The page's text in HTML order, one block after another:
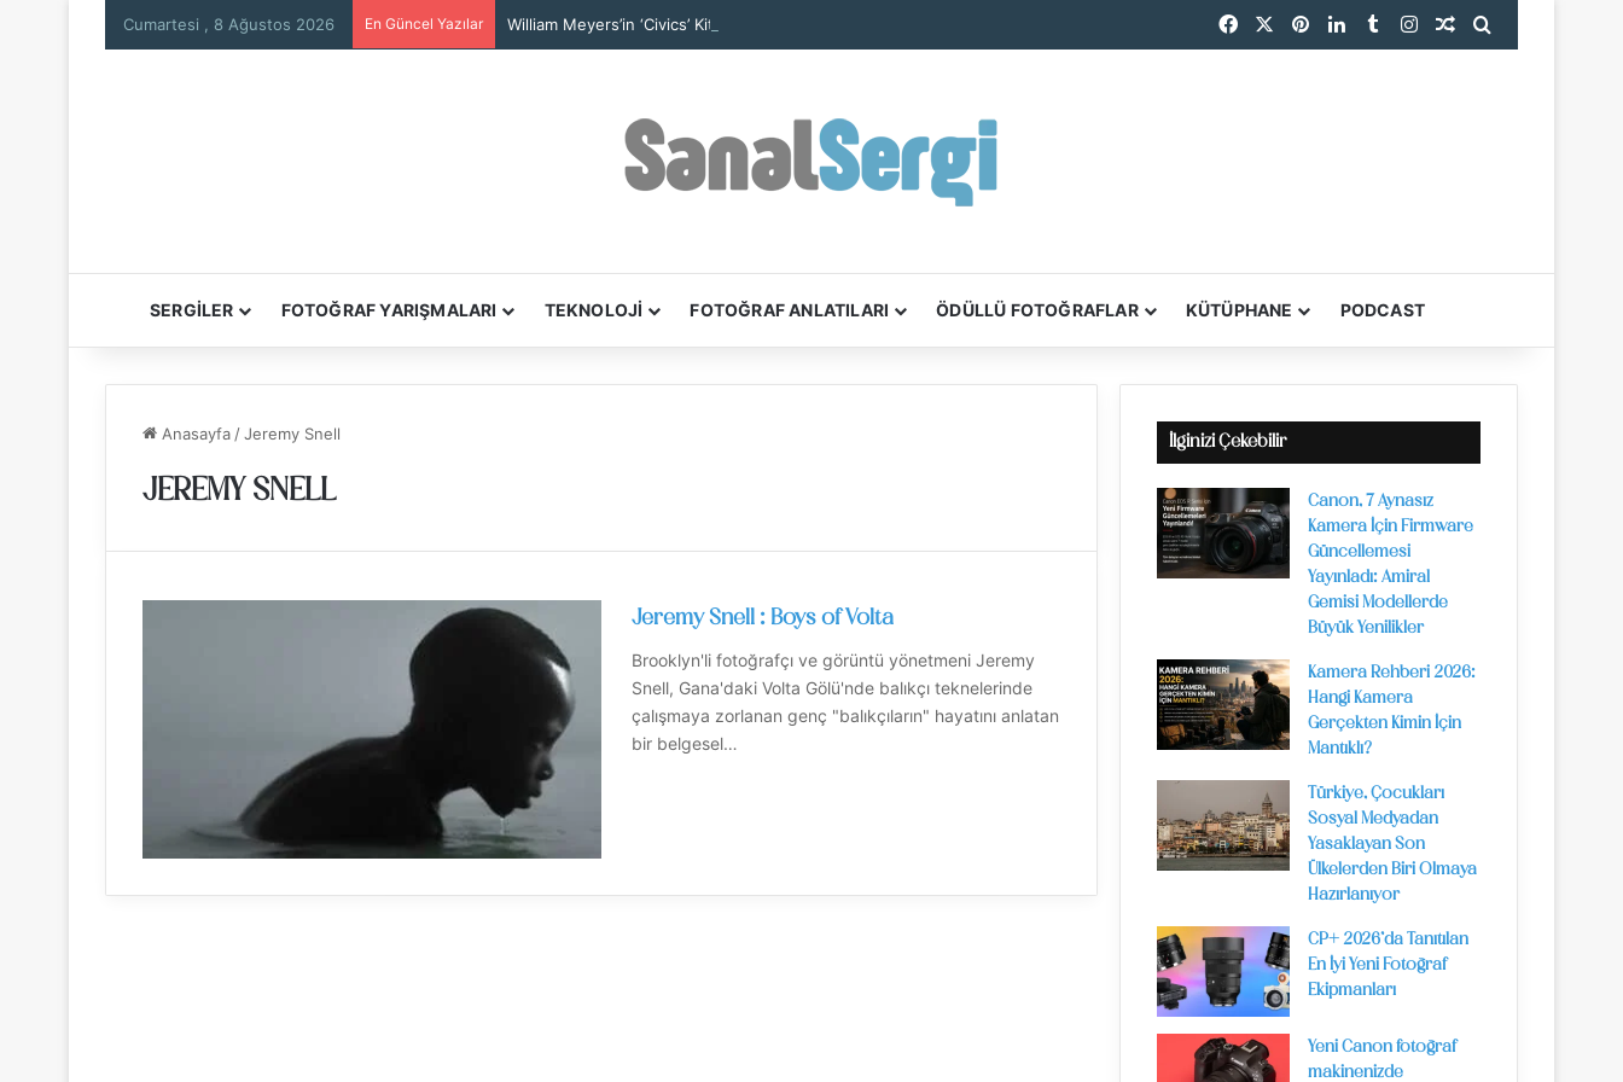
Cumartesi , 8 Ağustos 2026 En Güncel Yazılar William Meyers’in ‘Civics’ Kitabı New York’un Yurttaşlık Hikâyelerini Anlatıyor Facebook PinterestLinkedInTumblrInstagramRastgele Makale
SERGİLER FOTOĞRAF YARIŞMALARI TEKNOLOJİ FOTOĞRAF ANLATILARI ÖDÜLLÜ FOTOĞRAFLAR KÜTÜPHANE PODCAST
Anasayfa /Jeremy Snell
JEREMY SNELL
Jeremy Snell : Boys of Volta
Brooklyn'li fotoğrafçı ve görüntü yönetmeni Jeremy
Snell, Gana'daki Volta Gölü'nde balıkçı teknelerinde
çalışmaya zorlanan genç "balıkçıların" hayatını anlatan
bir belgesel…
İlginizi Çekebilir
Canon, 7 Aynasız
Kamera İçin Firmware
Güncellemesi
Yayınladı: Amiral
Gemisi Modellerde
Büyük Yenilikler
Kamera Rehberi 2026:
Hangi Kamera
Gerçekten Kimin İçin
Mantıklı?
Türkiye, Çocukları
Sosyal Medyadan
Yasaklayan Son
Ülkelerden Biri Olmaya
Hazırlanıyor
CP+ 2026’da Tanıtılan
En İyi Yeni Fotoğraf
Ekipmanları
Yeni Canon fotoğraf
makinenizde